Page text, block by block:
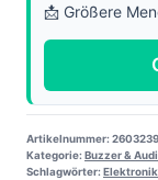
📩 Größere
Artikelnummer:
Kategorie:Buzzer &
Schlagwörter: